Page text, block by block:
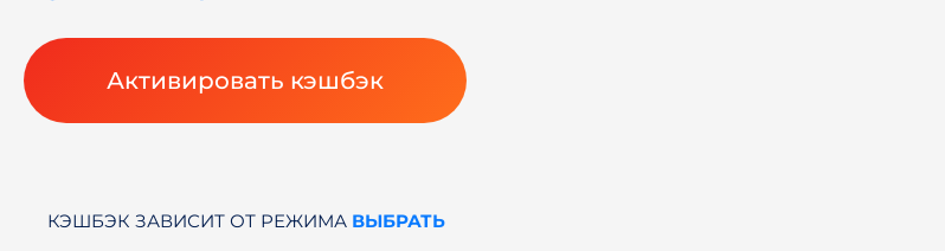
Активировать кэшбэк
КЭШБЭК ЗАВИСИТ ОТ РЕЖИМА ВЫБРАТЬ